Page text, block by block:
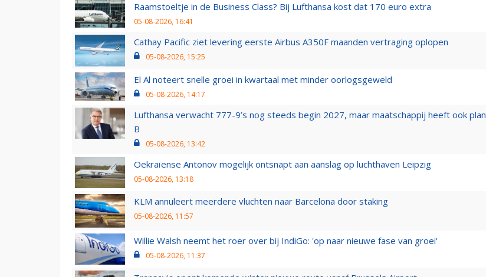
Raamstoeltje in de Business Class? Bij Lufthansa kost dat 170 euro extra
05-08-2026, 16:41
Cathay Pacific ziet levering eerste Airbus A350F maanden vertraging oplopen
05-08-2026, 15:25
El Al noteert snelle groei in kwartaal met minder oorlogsgeweld
05-08-2026, 14:17
Lufthansa verwacht 777-9’s nog steeds begin 2027, maar maatschappij heeft ook plan
B
05-08-2026, 13:42
Oekraïense Antonov mogelijk ontsnapt aan aanslag op luchthaven Leipzig
05-08-2026, 13:18
KLM annuleert meerdere vluchten naar Barcelona door staking
05-08-2026, 11:57
Willie Walsh neemt het roer over bij IndiGo: 'op naar nieuwe fase van groei'
05-08-2026, 11:37